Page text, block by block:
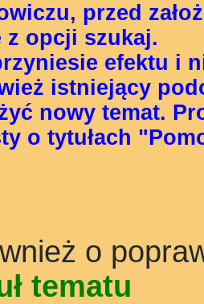
przed
z opcji szukaj.
efektu i
istniejący
nowy temat.
o tytułach
o
tematu